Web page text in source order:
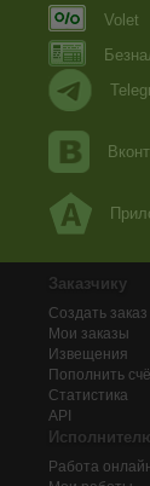
Volet
Заказчику
Создать заказ
Мои заказы
Извещения
Пополнить
Статистика
API
Работа